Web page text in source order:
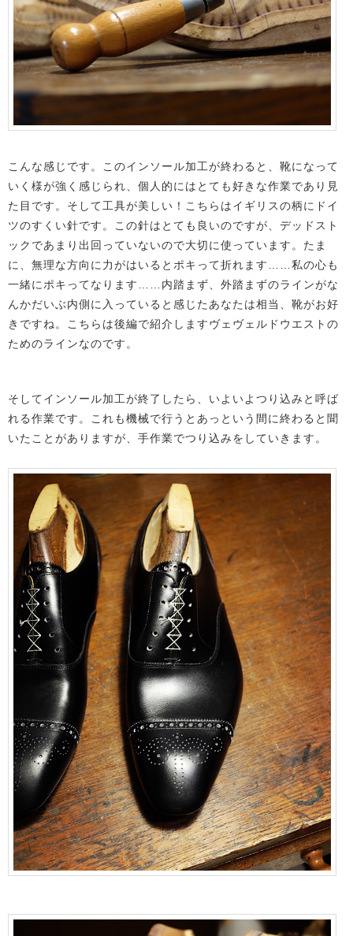
こんな感じです。このインソール加工が終わると、靴になって
いく様が強く感じられ、個人的にはとても好きな作業であり見
た目です。そして工具が美しい！こちらはイギリスの柄にドイ
ツのすくい針です。この針はとても良いのですが、デッドスト
ックであまり出回っていないので大切に使っています。たま
に、無理な方向に力がはいるとポキって折れます……私の心も
一緒にポキってなります……内踏まず、外踏まずのラインがな
んかだいぶ内側に入っていると感じたあなたは相当、靴がお好
きですね。こちらは後編で紹介しますヴェヴェルドウエストの
ためのラインなのです。
そしてインソール加工が終了したら、いよいよつり込みと呼ば
れる作業です。これも機械で行うとあっという間に終わると聞
いたことがありますが、手作業でつり込みをしていきます。